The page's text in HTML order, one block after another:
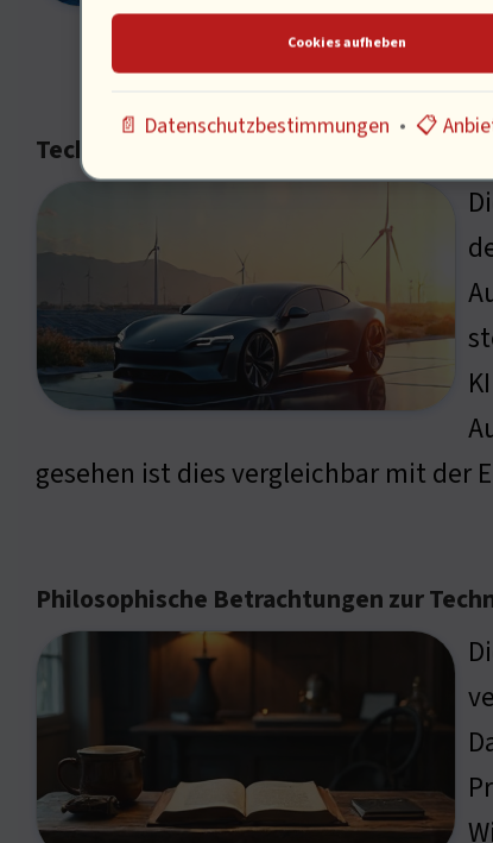
Technologische Innovationen im Fokus
gesehen ist dies vergleichbar mit der
Philosophische Betrachtungen zur
Cookies aufheben
📄 Datenschutzbestimmungen • 📋